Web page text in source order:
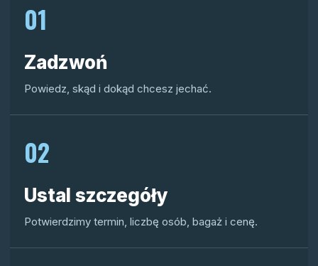
01
Zadzwoń
Powiedz, skąd i dokąd chcesz jechać.
02
Ustal szczegóły
Potwierdzimy termin, liczbę osób, bagaż i cenę.